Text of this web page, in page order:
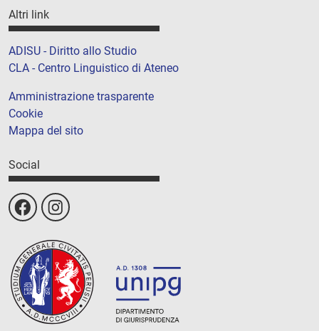
Altri link
ADISU - Diritto allo Studio
CLA - Centro Linguistico di Ateneo
Amministrazione trasparente
Cookie
Mappa del sito
Social